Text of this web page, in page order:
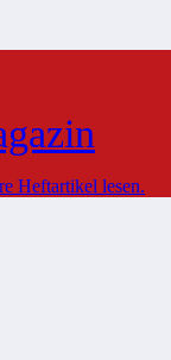
Heftartikel lesen.